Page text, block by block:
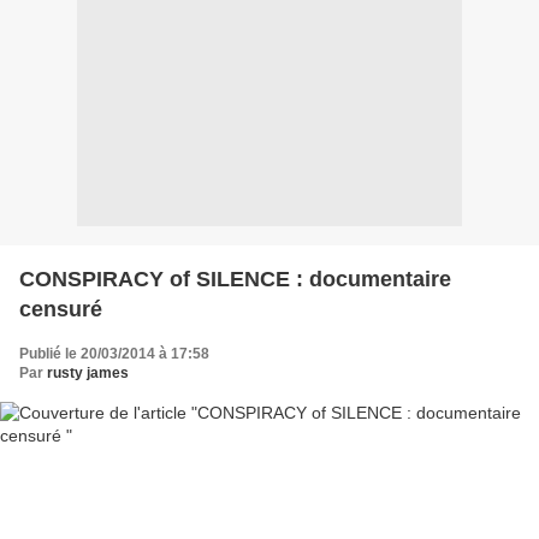
CONSPIRACY of SILENCE : documentaire
censuré
Publié le 20/03/2014 à 17:58
Par rusty james